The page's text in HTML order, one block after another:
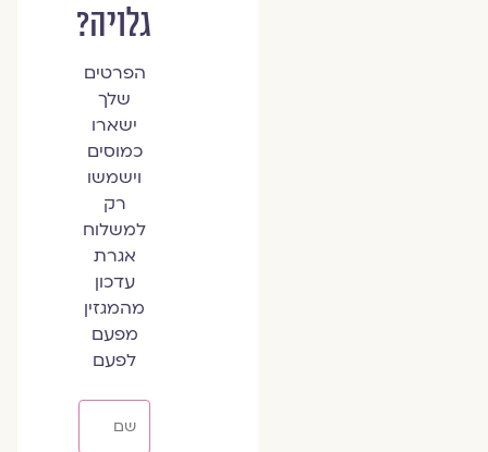
גלויה?
הפרטים
שלך
ישארו
כמוסים
וישמשו
רק
למשלוח
אגרת
עדכון
מהמגזין
מפעם
לפעם